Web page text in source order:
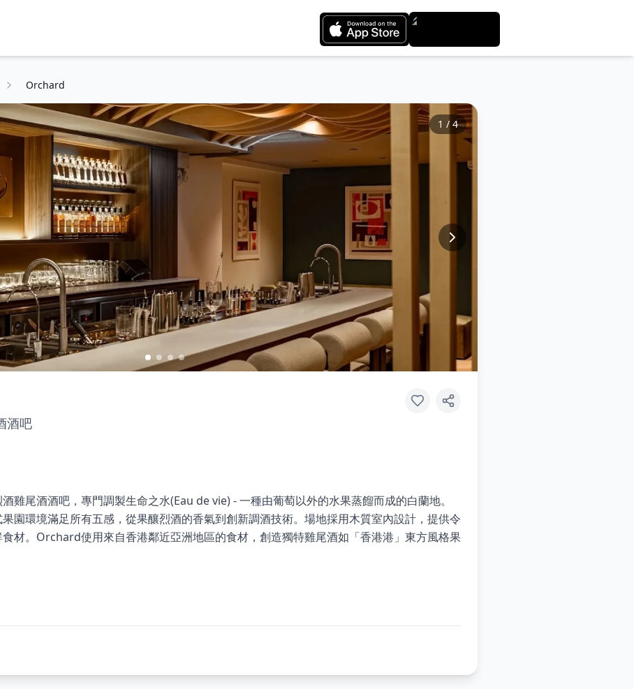
Orchard
1 / 4
酒吧
雞尾酒酒吧，專門調製生命之水(Eau de vie) - 一種由葡萄以外的水果蒸餾而成的白蘭地。
園環境滿足所有五感，從果釀烈酒的香氣到創新調酒技術。場地採用木質室內設計，提供令
材。Orchard使用來自香港鄰近亞洲地區的食材，創造獨特雞尾酒如「香港港」東方風格果